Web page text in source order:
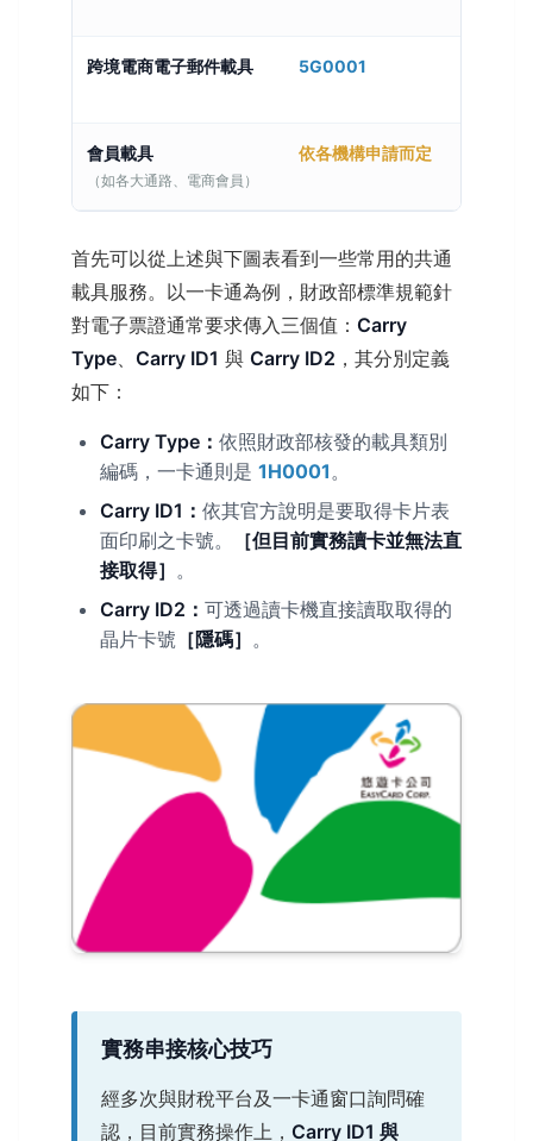
跨境電商電子郵件載具 5G0001
會員載具
（如各大通路、電商會員）
依各機構申請而定
首先可以從上述與下圖表看到一些常用的共通
載具服務。以一卡通為例，財政部標準規範針
對電子票證通常要求傳入三個值： Carry
Type、 Carry ID1 與 Carry ID2 ，其分別定義
如下：
Carry Type： 依照財政部核發的載具類別
編碼，一卡通則是 1H0001。
Carry ID1： 依其官方說明是要取得卡片表
面印刷之卡號。
［但目前實務讀卡並無法直
接取得］ 。
Carry ID2： 可透過讀卡機直接讀取取得的
晶片卡號 ［隱碼］ 。
實務串接核心技巧
經多次與財稅平台及一卡通窗口詢問確
認，目前實務操作上， Carry ID1 與